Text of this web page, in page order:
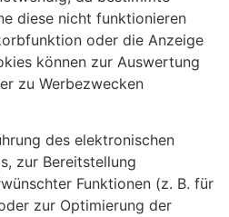
diese nicht funktionieren
oder die Anzeige
können zur Auswertung
zu Werbezwecken
des elektronischen
zur Bereitstellung
Funktionen (z. B. für
zur Optimierung der